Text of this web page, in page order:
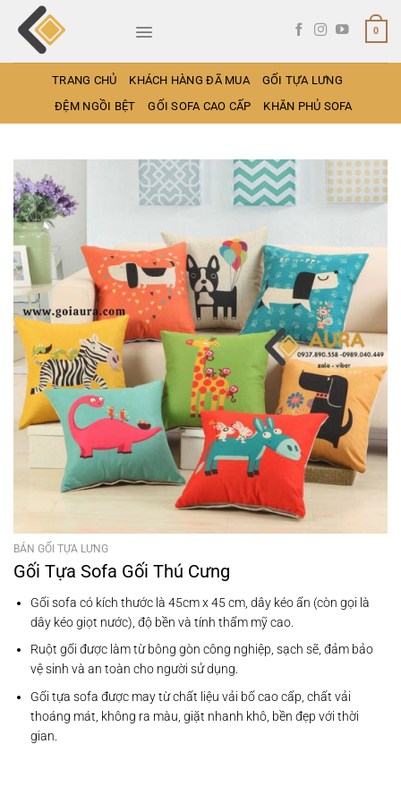
qua
0
TRANG CHỦ KHÁCH HÀNG ĐÃ MUA
GỐI TỰA LƯNG
ĐỆM NGỒI BỆT
GỐI SOFA CAO CẤP KHĂN PHỦ SOFA
BÁN GỐI TỰA LƯNG
Gối Tựa Sofa Gối Thú Cưng
Gối sofa có kích thước là 45cm x 45 cm, dây kéo ẩn (còn gọi là
dây kéo giọt nước), độ bền và tính thẩm mỹ cao.
Ruột gối được làm từ bông gòn công nghiệp, sạch sẽ, đảm bảo
vệ sinh và an toàn cho người sử dụng.
Gối tựa sofa được may từ chất liệu vải bố cao cấp, chất vải
thoáng mát, không ra màu, giặt nhanh khô, bền đẹp với thời
gian.